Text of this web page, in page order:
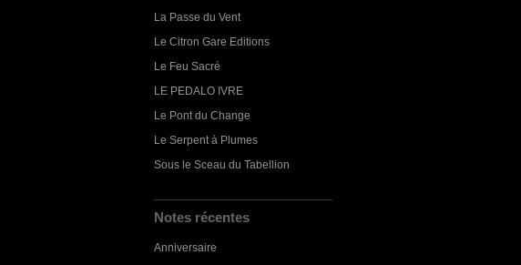
La Passe du Vent
Le Citron Gare Editions
Le Feu Sacré
LE PEDALO IVRE
Le Pont du Change
Le Serpent à Plumes
Sous le Sceau du Tabellion
Notes récentes
Anniversaire